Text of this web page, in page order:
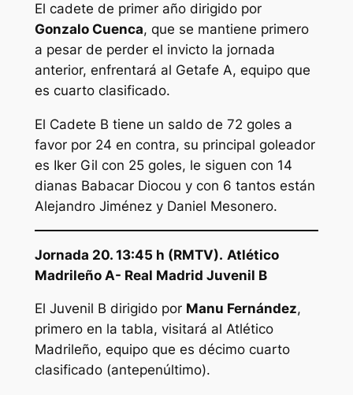
El cadete de primer año dirigido por
Gonzalo Cuenca, que se mantiene primero
a pesar de perder el invicto la jornada
anterior, enfrentará al Getafe A, equipo que
es cuarto clasificado.
El Cadete B tiene un saldo de 72 goles a
favor por 24 en contra, su principal goleador
es Iker Gil con 25 goles, le siguen con 14
dianas Babacar Diocou y con 6 tantos están
Alejandro Jiménez y Daniel Mesonero.
Jornada 20. 13:45 h (RMTV). Atlético
Madrileño A- Real Madrid Juvenil B
El Juvenil B dirigido por Manu Fernández,
primero en la tabla, visitará al Atlético
Madrileño, equipo que es décimo cuarto
clasificado (antepenúltimo).